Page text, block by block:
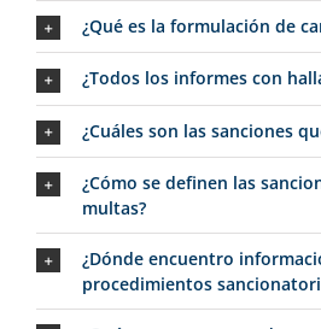
¿Qué es la formulación de
¿Todos los informes con
¿Cuáles son las sanciones
¿Cómo se definen las
multas?
¿Dónde encuentro
procedimientos